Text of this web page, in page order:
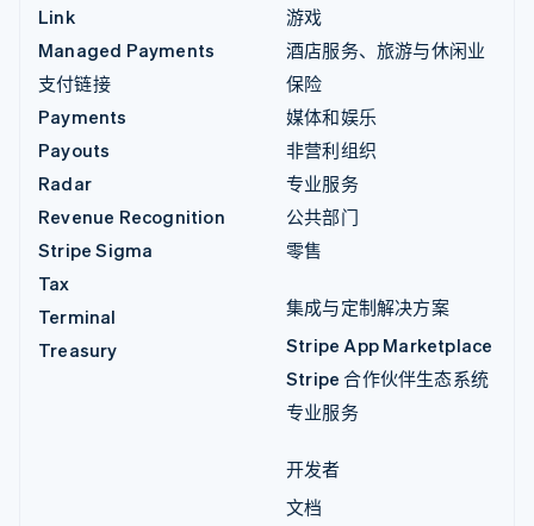
Link
Managed Payments
支付链接
Payments
Payouts
Radar
Revenue Recognition
Stripe Sigma
Tax
Terminal
Treasury
游戏
酒店服务、旅游与休闲业
保险
媒体和娱乐
非营利组织
专业服务
公共部门
零售
集成与定制解决方案
Stripe App Marketplace
Stripe 合作伙伴生态系统
专业服务
开发者
文档